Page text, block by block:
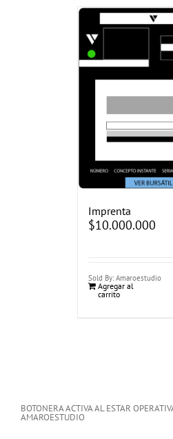
Imprenta
$10.000.000
Sold By: Amaroestudio
Agregar al
carrito
BOTONERA ACTIVA AL ESTAR
AMAROESTUDIO